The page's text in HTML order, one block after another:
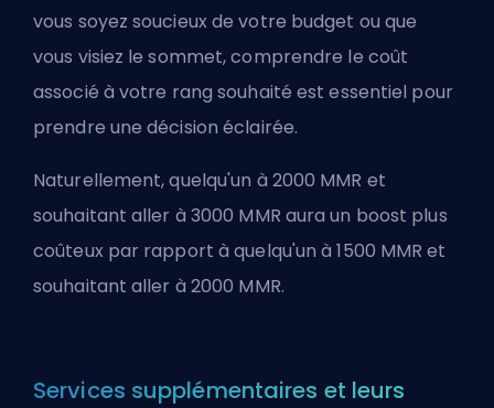
vous soyez soucieux de votre budget ou que
vous visiez le sommet, comprendre le coût
associé à votre rang souhaité est essentiel pour
prendre une décision éclairée.
Naturellement, quelqu'un à 2000 MMR et
souhaitant aller à 3000 MMR aura un boost plus
coûteux par rapport à quelqu'un à 1500 MMR et
souhaitant aller à 2000 MMR.
Services supplémentaires et leurs